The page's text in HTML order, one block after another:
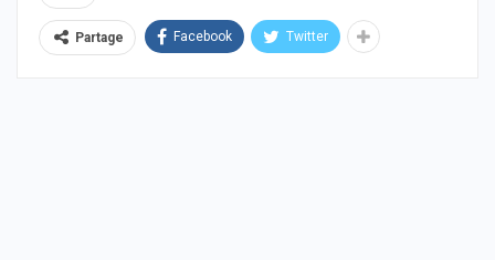
Partage Facebook Twitter